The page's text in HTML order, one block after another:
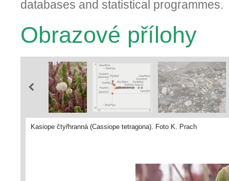
databases and statistical programmes.
Obrazové přílohy
Kasiope čtyřhranná (Cassiope tetragona). Foto K. Prach